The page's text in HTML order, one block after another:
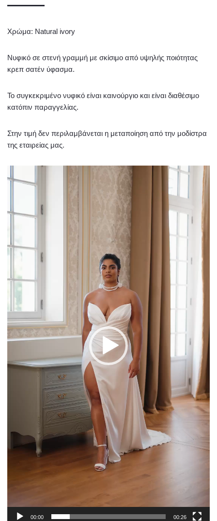
Χρώμα: Natural ivory
Νυφικό σε στενή γραμμή με σκίσιμο από υψηλής ποιότητας
κρεπ σατέν ύφασμα.
Το συγκεκριμένο νυφικό είναι καινούργιο και είναι διαθέσιμο
κατόπιν παραγγελίας.
Στην τιμή δεν περιλαμβάνεται η μεταποίηση από την μοδίστρα
της εταιρείας μας.
Αναπαραγωγής
00:00 00:26